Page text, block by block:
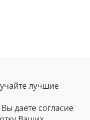
лучшие
даете согласие